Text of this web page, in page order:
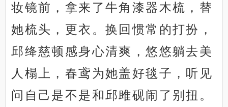
妆镜前，拿来了牛角漆器木梳，替
她梳头，更衣。换回惯常的打扮，
邱绛慈顿感身心清爽，悠悠躺去美
人榻上，春鸢为她盖好毯子，听见
问自己是不是和邱雎砚闹了别扭。